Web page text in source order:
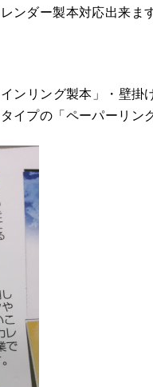
ンダー製本対応出来ま
ンリング製本」・壁掛
イプの「ペーパーリン